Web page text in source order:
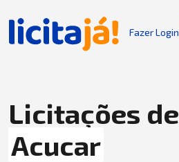
Fazer Login
Licitações de
Acucar